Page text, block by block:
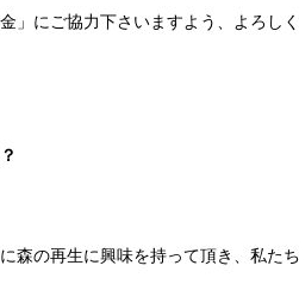
にご協力下さいますよう、よろしく
森の再生に興味を持って頂き、私